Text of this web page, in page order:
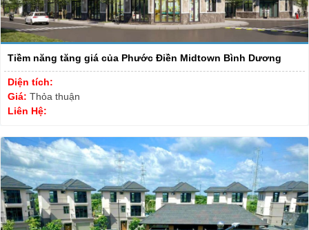
Tiềm năng tăng giá của Phước Điền Midtown Bình Dương
Diện tích:
Giá: Thỏa thuận
Liên Hệ: